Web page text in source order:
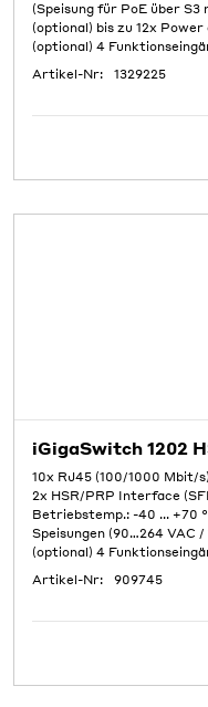
(Speisung für PoE über S3
(optional) bis zu 12x
(optional) 4
Artikel-Nr:
1329225
iGigaSwitch 1202
10x RJ45 (100/1000 Mbit/s)
2x HSR/PRP Interface
Betriebstemp.: -40 ... +70
Speisungen (90…264 VAC /
(optional) 4
Artikel-Nr:
909745